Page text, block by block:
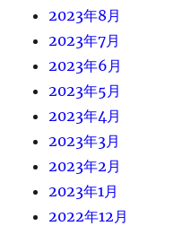
2023年8月
2023年7月
2023年6月
2023年5月
2023年4月
2023年3月
2023年2月
2023年1月
2022年12月